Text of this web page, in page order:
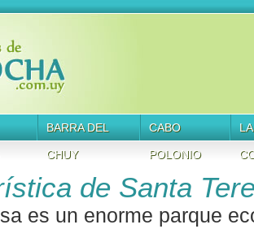
BARRA DEL
CHUY
CABO
POLONIO
LA
de Santa
es un enorme parque